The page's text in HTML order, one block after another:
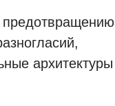
предотвращению
архитектуры